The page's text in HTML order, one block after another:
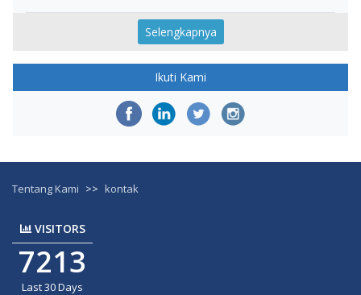
Selengkapnya
Ikuti Kami
Tentang Kami >> kontak
VISITORS
7213
Last 30 Days